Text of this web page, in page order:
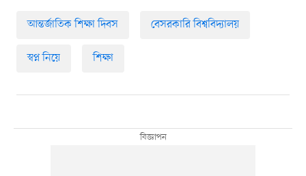
আন্তর্জাতিক শিক্ষা দিবস বেসরকারি বিশ্ববিদ্যালয়
স্বপ্ন নিয়ে শিক্ষা